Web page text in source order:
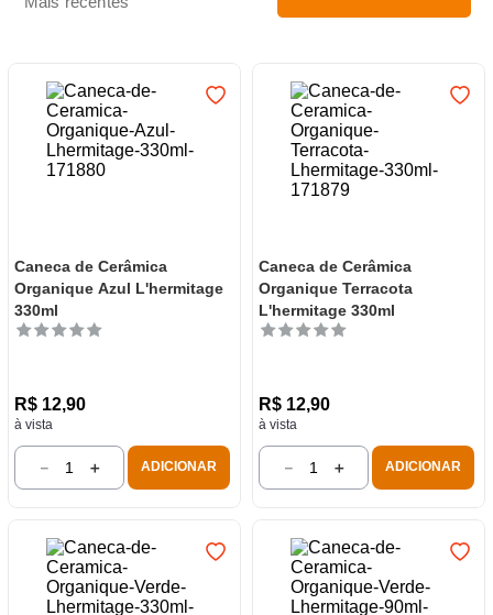
Caneca de Cerâmica
Organique Azul L'hermitage
330ml
R$ 12,90
à vista
＋
－ ADICIONAR
Caneca de Cerâmica
Organique Terracota
L'hermitage 330ml
R$ 12,90
à vista
＋
－ ADICIONAR